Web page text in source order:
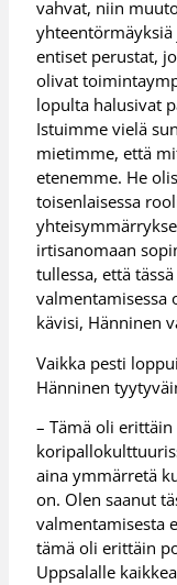
vahvat, niin
entiset perustat,
olivat
lopulta halusivat
Istuimme vielä
mietimme, että
etenemme. He
toisenlaisessa
irtisanomaan
tullessa, että
valmentamisessa
kävisi, Hänninen
Vaikka pesti
Hänninen
– Tämä oli
aina ymmärretä
on. Olen saanut
valmentamisesta
tämä oli erittäin
Uppsalalle